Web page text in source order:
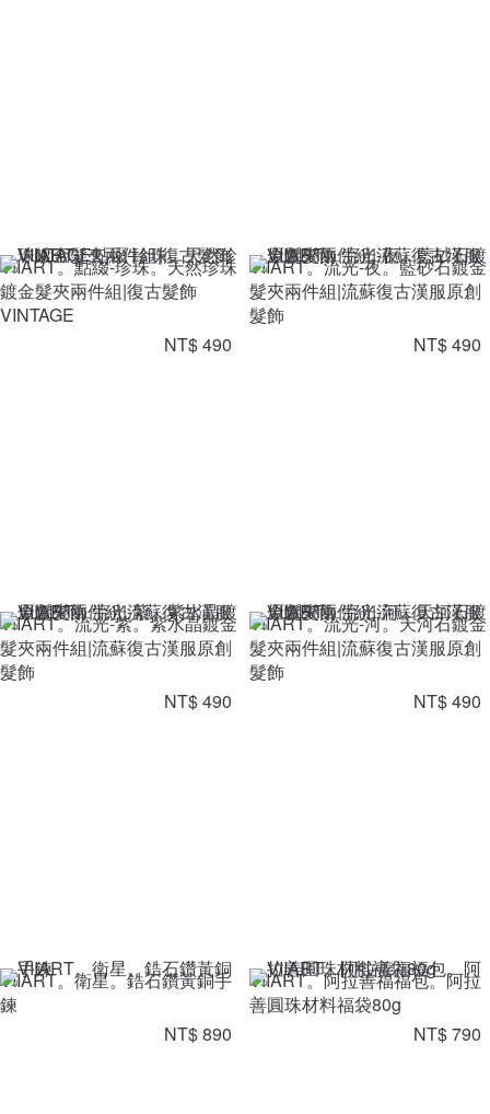
VIIART。點綴-珍珠。天然珍珠
鍍金髮夾兩件組|復古髮飾
VINTAGE
NT$ 490
VIIART。流光-夜。藍砂石鍍金
髮夾兩件組|流蘇復古漢服原創
髮飾
NT$ 490
VIIART。流光-紫。紫水晶鍍金
髮夾兩件組|流蘇復古漢服原創
髮飾
NT$ 490
VIIART。流光-河。天河石鍍金
髮夾兩件組|流蘇復古漢服原創
髮飾
NT$ 490
VIIART。衛星。鋯石鑽黃銅手
鍊
NT$ 890
VIIART。阿拉善福福包。阿拉
善圓珠材料福袋80g
NT$ 790